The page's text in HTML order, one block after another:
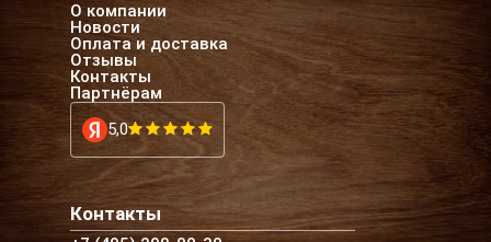
О компании
Новости
Оплата и доставка
Отзывы
Контакты
Партнёрам
5,0
Контакты